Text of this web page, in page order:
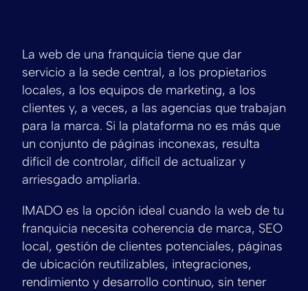
La web de una franquicia tiene que dar
servicio a la sede central, a los propietarios
locales, a los equipos de marketing, a los
clientes y, a veces, a las agencias que trabajan
para la marca. Si la plataforma no es más que
un conjunto de páginas inconexas, resulta
difícil de controlar, difícil de actualizar y
arriesgado ampliarla.
IMADO es la opción ideal cuando la web de tu
franquicia necesita coherencia de marca, SEO
local, gestión de clientes potenciales, páginas
de ubicación reutilizables, integraciones,
rendimiento y desarrollo continuo, sin tener